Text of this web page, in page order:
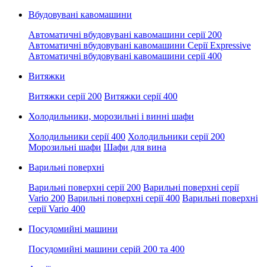
Вбудовувані кавомашини
Автоматичні вбудовувані кавомашини серії 200
Автоматичні вбудовувані кавомашини Серії Expressive
Автоматичні вбудовувані кавомашини серії 400
Витяжки
Витяжки серії 200 Витяжки серії 400
Холодильники, морозильні і винні шафи
Холодильники серії 400 Холодильники серії 200
Морозильні шафи Шафи для вина
Варильні поверхні
Варильні поверхні серії 200 Варильні поверхні серії
Vario 200 Варильні поверхні серії 400 Варильні поверхні
серії Vario 400
Посудомийні машини
Посудомийні машини серій 200 та 400